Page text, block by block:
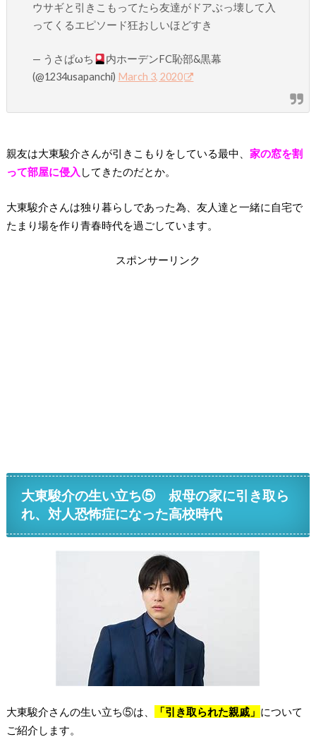
ウサギと引きこもってたら友達がドアぶっ壊して入
ってくるエピソード狂おしいほどすき
— うさぱωち
内ホーデンFC恥部&黒幕
(@1234usapanchi) March 3, 2020
親友は大東駿介さんが引きこもりをしている最中、 家の窓を割
って部屋に侵入 してきたのだとか。
大東駿介さんは独り暮らしであった為、友人達と一緒に自宅で
たまり場を作り青春時代を過ごしています。
スポンサーリンク
大東駿介の生い立ち⑤ 叔母の家に引き取ら
れ、対人恐怖症になった高校時代
大東駿介さんの生い立ち⑤は、 「引き取られた親戚」 について
ご紹介します。